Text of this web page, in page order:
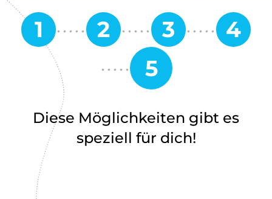
Diese Möglichkeiten gibt es
speziell für dich!